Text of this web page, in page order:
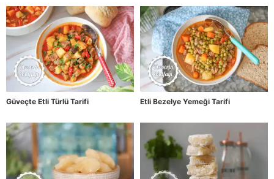
Güveçte Etli Türlü Tarifi Etli Bezelye Yemeği Tarifi